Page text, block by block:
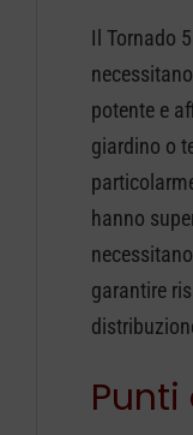
Il Tornado
potente e
giardino o
hanno
garantire
Punti